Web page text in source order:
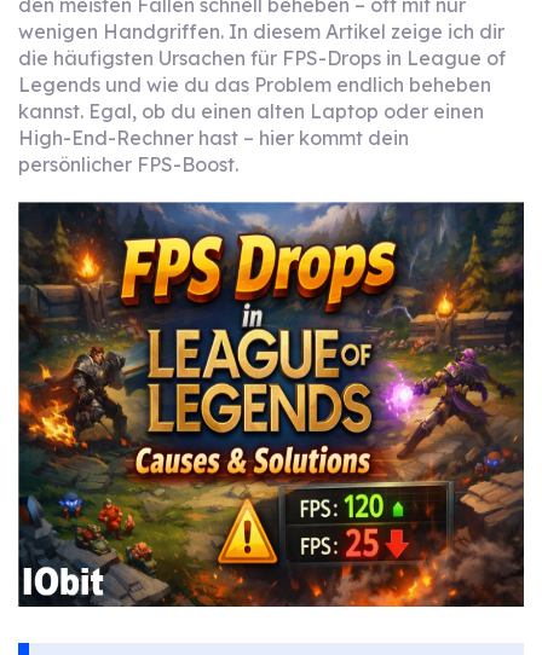
den meisten Fällen schnell beheben – oft mit nur
wenigen Handgriffen. In diesem Artikel zeige ich dir
die häufigsten Ursachen für FPS-Drops in League of
Legends und wie du das Problem endlich beheben
kannst. Egal, ob du einen alten Laptop oder einen
High-End-Rechner hast – hier kommt dein
persönlicher FPS-Boost.